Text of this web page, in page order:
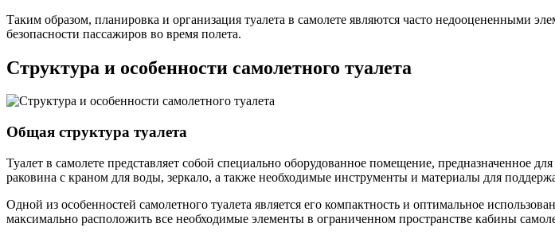
Таким образом, планировка и организация туалета в самолете являются часто недооцененными
безопасности пассажиров во время полета.
Структура и особенности самолетного туалета
Общая структура туалета
Туалет в самолете представляет собой специально оборудованное помещение, предназначенное
раковина с краном для воды, зеркало, а также необходимые инструменты и материалы для
Одной из особенностей самолетного туалета является его компактность и оптимальное
максимально расположить все необходимые элементы в ограниченном пространстве кабины